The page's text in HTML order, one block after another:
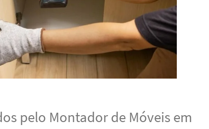
pelo Montador de Móveis em